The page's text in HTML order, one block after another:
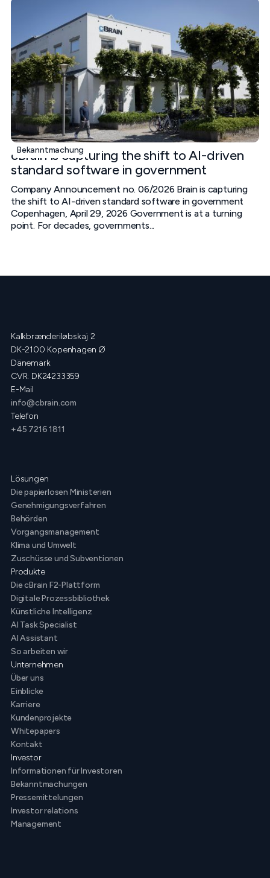
Bekanntmachung
cBrain is capturing the shift to AI-driven
standard software in government
Company Announcement no. 06/2026 Brain is capturing
the shift to AI-driven standard software in government
Copenhagen, April 29, 2026 Government is at a turning
point. For decades, governments...
Kalkbrænderiløbskaj 2
DK-2100 Kopenhagen Ø
Dänemark
CVR: DK24233359
E-Mail
info@cbrain.com
Telefon
+45 7216 1811
Lösungen
Die papierlosen Ministerien
Genehmigungsverfahren
Behörden
Vorgangsmanagement
Klima und Umwelt
Zuschüsse und Subventionen
Produkte
Die cBrain F2-Plattform
Digitale Prozessbibliothek
Künstliche Intelligenz
AI Task Specialist
AI Assistant
So arbeiten wir
Unternehmen
Über uns
Einblicke
Karriere
Kundenprojekte
Whitepapers
Kontakt
Investor
Informationen für Investoren
Bekanntmachungen
Pressemittelungen
Investor relations
Management